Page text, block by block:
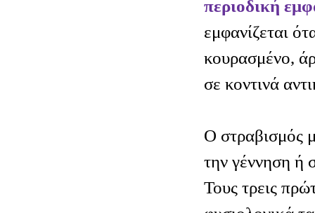
περιοδική
εμφανίζεται
κουρασμένο,
σε κοντινά
Ο στραβισμός
την γέννηση ή
Τους τρεις